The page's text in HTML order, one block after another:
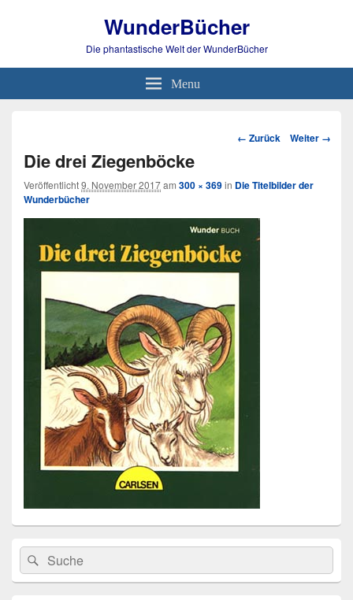
WunderBücher
Die phantastische Welt der WunderBücher
Menu
Bild-
← Zurück Weiter →
Die drei Ziegenböcke
Veröffentlicht9. November 2017am 300 × 369in Die Titelbilder der
Wunderbücher
Primärer
Seitenleisten
Widget-
Bereich
Search
for:
Suche